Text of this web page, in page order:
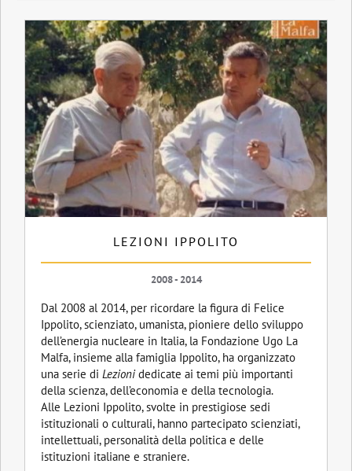
LEZIONI IPPOLITO
2008 - 2014
Dal 2008 al 2014, per ricordare la figura di Felice
Ippolito, scienziato, umanista, pioniere dello sviluppo
dell’energia nucleare in Italia, la Fondazione Ugo La
Malfa, insieme alla famiglia Ippolito, ha organizzato
una serie di Lezionidedicate ai temi più importanti
della scienza, dell’economia e della tecnologia.
Alle Lezioni Ippolito, svolte in prestigiose sedi
istituzionali o culturali, hanno partecipato scienziati,
intellettuali, personalità della politica e delle
istituzioni italiane e straniere.